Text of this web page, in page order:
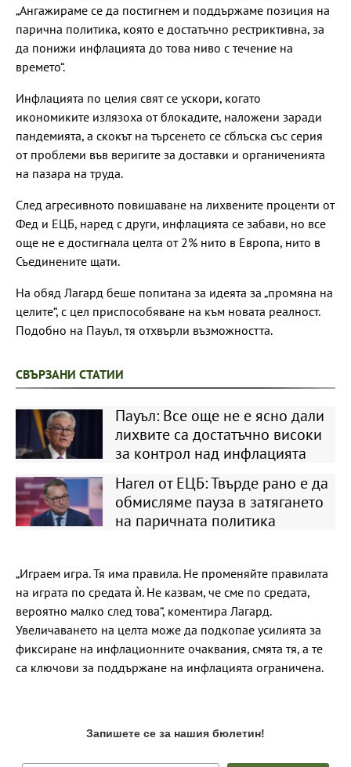
„Ангажираме се да постигнем и поддържаме позиция на
парична политика, която е достатъчно рестриктивна, за
да понижи инфлацията до това ниво с течение на
времето“.
Инфлацията по целия свят се ускори, когато
икономиките излязоха от блокадите, наложени заради
пандемията, а скокът на търсенето се сблъска със серия
от проблеми във веригите за доставки и органиченията
на пазара на труда.
След агресивното повишаване на лихвените проценти от
Фед и ЕЦБ, наред с други, инфлацията се забави, но все
още не е достигнала целта от 2% нито в Европа, нито в
Съединените щати.
На обяд Лагард беше попитана за идеята за „промяна на
целите“, с цел приспособяване на към новата реалност.
Подобно на Пауъл, тя отхвърли възможността.
СВЪРЗАНИ СТАТИИ
Пауъл: Все още не е ясно дали
лихвите са достатъчно високи
за контрол над инфлацията
Нагел от ЕЦБ: Твърде рано е да
обмисляме пауза в затягането
на паричната политика
„Играем игра. Тя има правила. Не променяйте правилата
на играта по средата ѝ. Не казвам, че сме по средата,
вероятно малко след това“, коментира Лагард.
Увеличаването на целта може да подкопае усилията за
фиксиране на инфлационните очаквания, смята тя, а те
са ключови за поддържане на инфлацията ограничена.